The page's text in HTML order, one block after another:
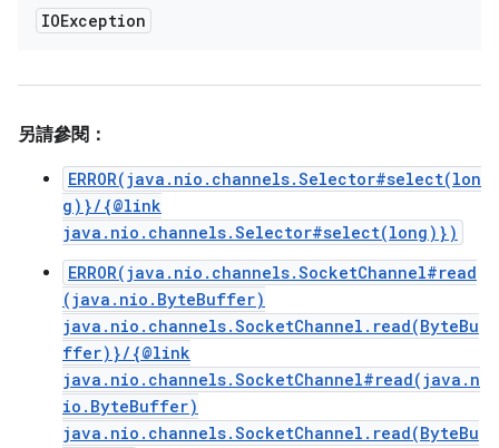
IOException
另請參閱：
ERROR(java.nio.channels.Selector#select(lon
g)}/{@link
java.nio.channels.Selector#select(long)})
ERROR(java.nio.channels.SocketChannel#read
(java.nio.ByteBuffer)
java.nio.channels.SocketChannel.read(ByteBu
ffer)}/{@link
java.nio.channels.SocketChannel#read(java.n
io.ByteBuffer)
java.nio.channels.SocketChannel.read(ByteBu